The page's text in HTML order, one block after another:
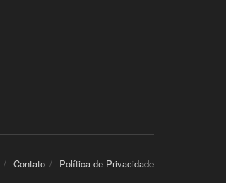
Contato Política de Privacidade